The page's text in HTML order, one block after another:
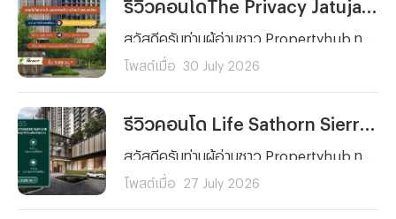
โพสต์เมื่อ 30 July 2026
โพสต์เมื่อ 27 July 2026